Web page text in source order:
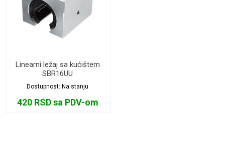
Linearni ležaj sa kućištem
SBR16UU
Dostupnost: Na stanju
420 RSD sa PDV-om